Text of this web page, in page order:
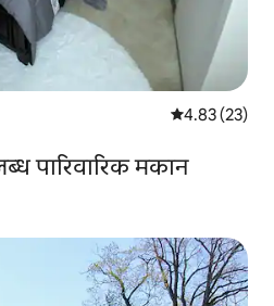
औसत रेटिंग 5 में
4.83 (23)
पारिवारिक मकान